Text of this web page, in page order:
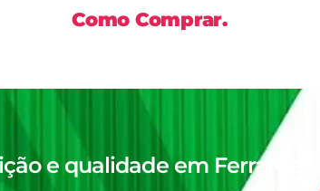
Como Comprar.
e qualidade em